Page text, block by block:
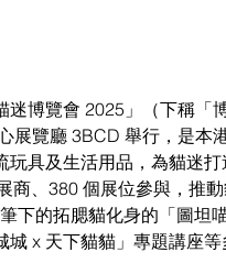
迷博覽會 2025」（下稱「
展覽廳 3BCD 舉行，是本
具及生活用品，為貓迷
商、380 個展位參與，推
下的拓腮貓化身的「圖坦
城 x 天下貓貓」專題講座